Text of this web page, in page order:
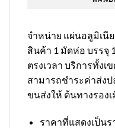
จำหน่าย แผ่นอลูมิเนีย
สินค้า 1 มัดห่อ บรรจุ
ตรงเวลา บริการทั้ง
สามารถชำระค่าส่งป
ขนส่งให้ ต้นทางรอง
ราคาที่แสดงเป็น